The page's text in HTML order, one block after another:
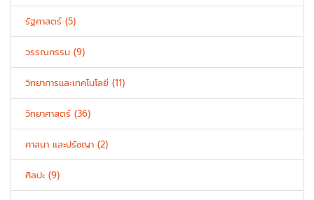
รัฐศาสตร์ (5)
วรรณกรรม (9)
วิทยาการและเทคโนโลยี (11)
วิทยาศาสตร์ (36)
ศาสนา และปรัชญา (2)
ศิลปะ (9)